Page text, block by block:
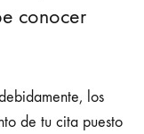
conocer
los
de tu cita puesto